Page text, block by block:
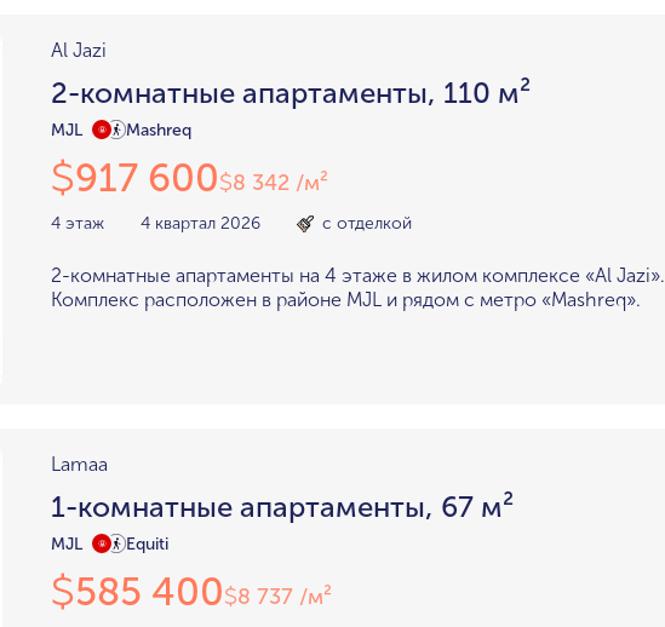
Al Jazi
2-комнатные апартаменты, 110 м²
MJL Mashreq
$917 600$8 342 /м²
4 этаж 4 квартал 2026 с отделкой
2-комнатные апартаменты на 4 этаже в жилом комплексе «Al Jazi».
Комплекс расположен в районе MJL и рядом с метро «Mashreq».
Lamaa
1-комнатные апартаменты, 67 м²
MJL Equiti
$585 400$8 737 /м²